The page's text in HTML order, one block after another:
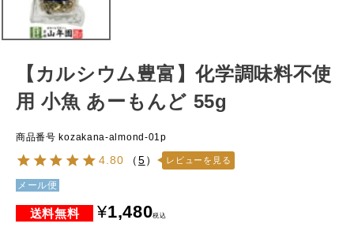
【カルシウム豊富】化学調味料不使
用 小魚 あーもんど 55g
商品番号 kozakana-almond-01p
4.80 （5） レビューを見る
メール便
¥1,480税込